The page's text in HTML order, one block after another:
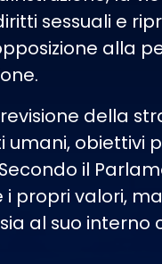
sessuali e
alla
della
umani, obiettivi
il
propri valori,
al suo interno